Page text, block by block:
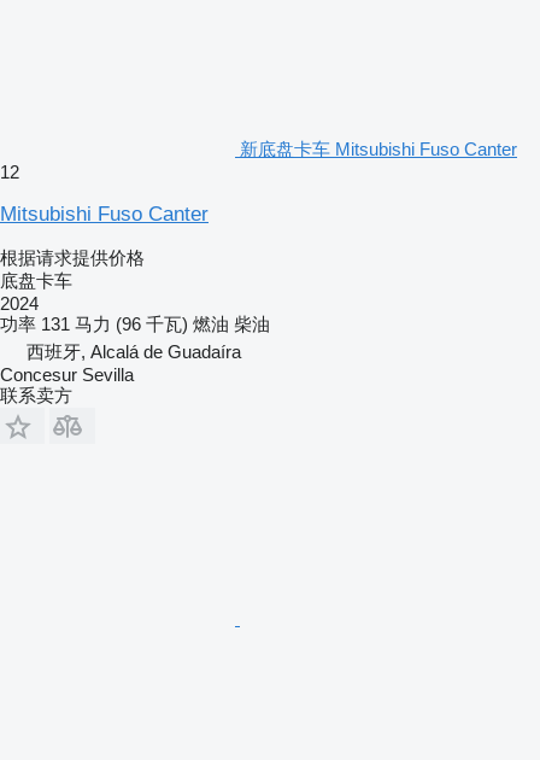
新底盘卡车 Mitsubishi Fuso Canter
12
Mitsubishi Fuso Canter
根据请求提供价格
底盘卡车
2024
功率 131 马力 (96 千瓦) 燃油 柴油
西班牙, Alcalá de Guadaíra
Concesur Sevilla
联系卖方